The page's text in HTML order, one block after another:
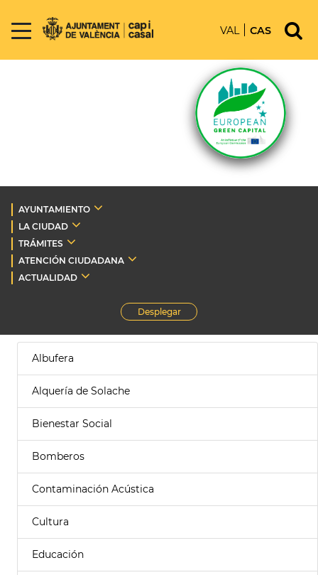
VAL CAS
AYUNTAMIENTO
LA CIUDAD
TRÁMITES
ATENCIÓN CIUDADANA
ACTUALIDAD
Desplegar
Albufera
Alquería de Solache
Bienestar Social
Bomberos
Contaminación Acústica
Cultura
Educación